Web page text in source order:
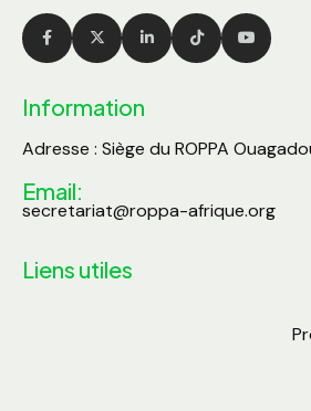
Information
Adresse : Siège du ROPPA
Email:
secretariat@roppa-afrique.org
Liens utiles